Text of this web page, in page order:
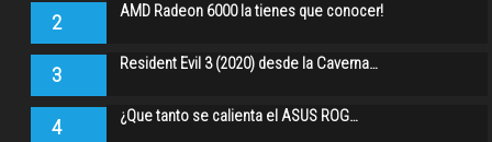
2 AMD Radeon 6000 la tienes que conocer!
3 Resident Evil 3 (2020) desde la Caverna…
4 ¿Que tanto se calienta el ASUS ROG…